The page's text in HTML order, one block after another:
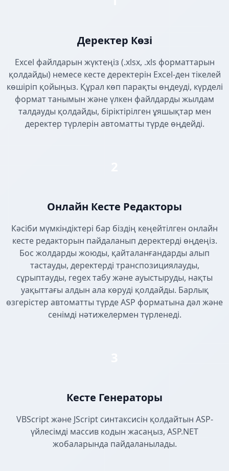
Деректер Көзі
Excel файлдарын жүктеңіз (.xlsx, .xls форматтарын
қолдайды) немесе кесте деректерін Excel-ден тікелей
көшіріп қойыңыз. Құрал көп парақты өңдеуді, күрделі
формат танымын және үлкен файлдарды жылдам
талдауды қолдайды, біріктірілген ұяшықтар мен
деректер түрлерін автоматты түрде өңдейді.
Онлайн Кесте Редакторы
Кәсіби мүмкіндіктері бар біздің кеңейтілген онлайн
кесте редакторын пайдаланып деректерді өңдеңіз.
Бос жолдарды жоюды, қайталанғандарды алып
тастауды, деректерді транспозициялауды,
сұрыптауды, regex табу және ауыстыруды, нақты
уақыттағы алдын ала көруді қолдайды. Барлық
өзгерістер автоматты түрде ASP форматына дәл және
сенімді нәтижелермен түрленеді.
Кесте Генераторы
VBScript және JScript синтаксисін қолдайтын ASP-
үйлесімді массив кодын жасаңыз, ASP.NET
жобаларында пайдаланылады.